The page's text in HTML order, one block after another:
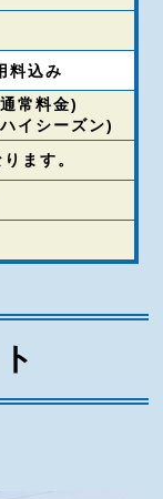
料込み
常料金)
イシーズン)
ます。